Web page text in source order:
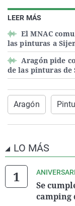
LEER MÁS
El MNAC
las pinturas a
Aragón pide
de las pinturas de
Aragón
LO MÁS
Se
camping